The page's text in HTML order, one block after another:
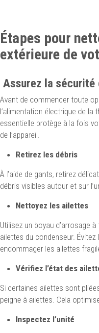
Étapes pour
extérieure de
Assurez la sécurité
Avant de commencer toute
l’alimentation électrique de
essentielle protège à la fois
de l’appareil.
Retirez les débris
À l’aide de gants, retirez
débris visibles autour et sur
Nettoyez les ailettes
Utilisez un boyau d’arrosage
ailettes du condenseur.
endommager les ailettes
Vérifiez l’état des
Si certaines ailettes sont
peigne à ailettes. Cela
Inspectez l’unité